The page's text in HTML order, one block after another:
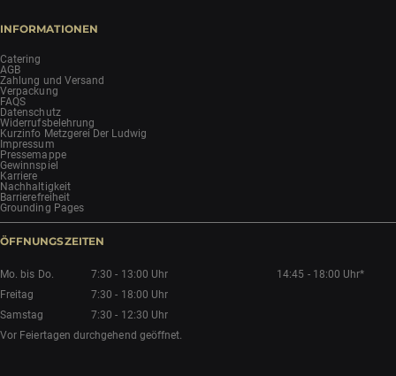
INFORMATIONEN
Catering
AGB
Zahlung und Versand
Verpackung
FAQS
Datenschutz
Widerrufsbelehrung
Kurzinfo Metzgerei Der Ludwig
Impressum
Pressemappe
Gewinnspiel
Karriere
Nachhaltigkeit
Barrierefreiheit
Grounding Pages
ÖFFNUNGSZEITEN
Mo. bis Do. 7:30 - 13:00 Uhr
14:45 - 18:00 Uhr*
Freitag
7:30 - 18:00 Uhr
Samstag
7:30 - 12:30 Uhr
Vor Feiertagen durchgehend geöffnet.